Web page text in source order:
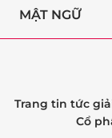
MẬT NGỮ
Trang tin tức
Cổ